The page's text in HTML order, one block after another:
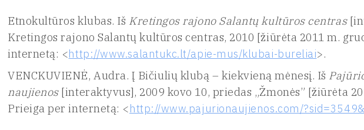
Etnokultūros klubas. Iš Kretingos rajono Salantų kultūros centras
Kretingos rajono Salantų kultūros centras, 2010 [žiūrėta 2011 m.
internetą: <http://www.salantukc.lt/apie-mus/klubai-bureliai>.
VENCKUVIENĖ, Audra. Į Bičiulių klubą – kiekvieną mėnesį. Iš
naujienos[interaktyvus], 2009 kovo 10, priedas „Žmonės” [žiūrėta
Prieiga per internetą: <http://www.pajurionaujienos.com/